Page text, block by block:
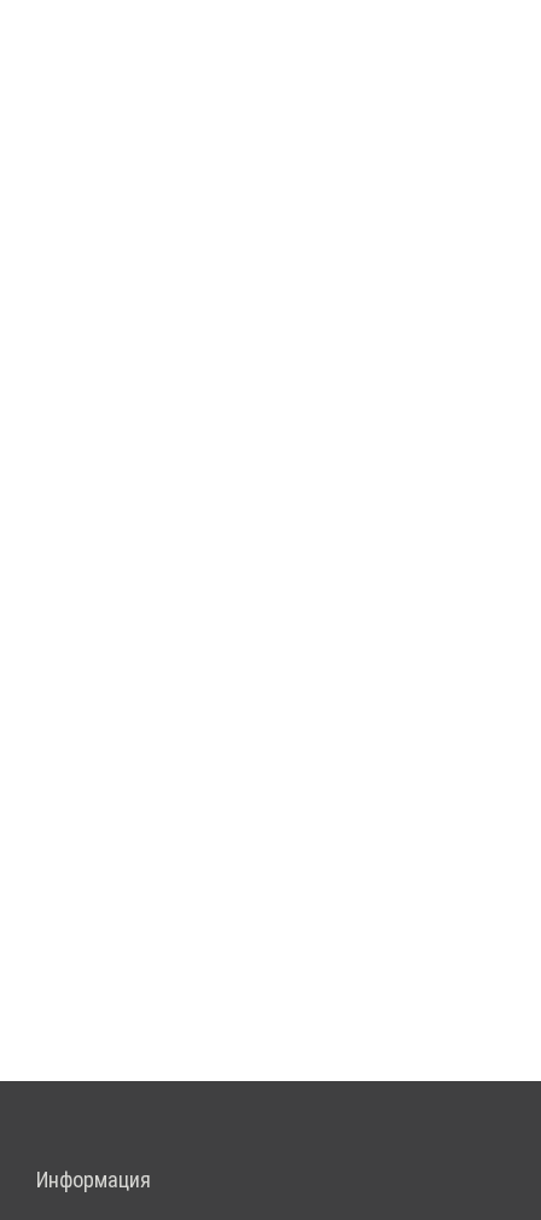
Информация